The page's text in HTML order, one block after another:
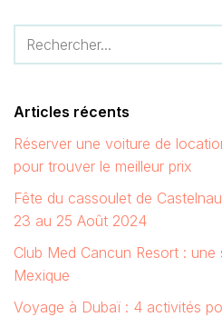
Articles récents
Réserver une voiture de
pour trouver le meilleur prix
Fête du cassoulet de
23 au 25 Août 2024
Club Med Cancun Resort :
Mexique
Voyage à Dubaï : 4 activités